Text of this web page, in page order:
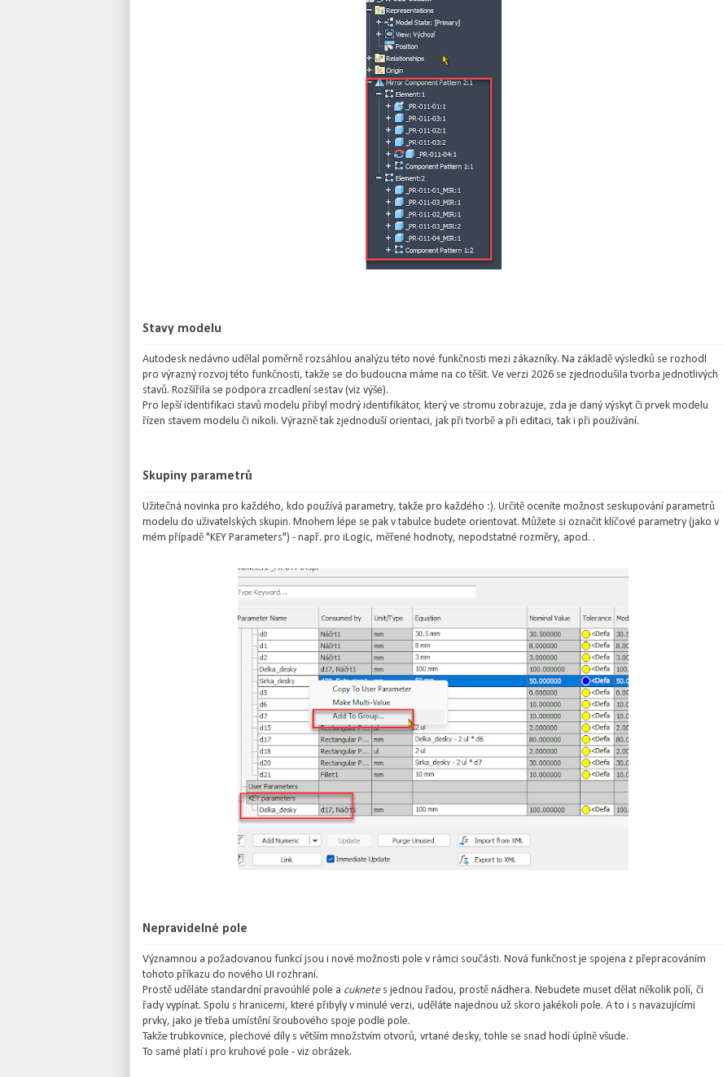
Stavy modelu
Autodesk nedávno udělal poměrně rozsáhlou analýzu této nové funkčnosti mezi zákazníky. Na základě výsledků se rozhodl
pro výrazný rozvoj této funkčnosti, takže se do budoucna máme na co těšit. Ve verzi 2026 se zjednodušila tvorba jednotlivých
stavů. Rozšířila se podpora zrcadlení sestav (viz výše).
Pro lepší identifikaci stavů modelu přibyl modrý identifikátor, který ve stromu zobrazuje, zda je daný výskyt či prvek modelu
řízen stavem modelu či nikoli. Výrazně tak zjednoduší orientaci, jak při tvorbě a při editaci, tak i při používání.
Skupiny parametrů
Užitečná novinka pro každého, kdo používá parametry, takže pro každého :). Určitě oceníte možnost seskupování parametrů
modelu do uživatelských skupin. Mnohem lépe se pak v tabulce budete orientovat. Můžete si označit klíčové parametry (jako v
mém případě "KEY Parameters") - např. pro iLogic, měřené hodnoty, nepodstatné rozměry, apod. .
Nepravidelné pole
Významnou a požadovanou funkcí jsou i nové možnosti pole v rámci součásti. Nová funkčnost je spojena z přepracováním
tohoto příkazu do nového UI rozhraní.
Prostě uděláte standardní pravoúhlé pole a cuknetes jednou řadou, prostě nádhera. Nebudete muset dělat několik polí, či
řady vypínat. Spolu s hranicemi, které přibyly v minulé verzi, uděláte najednou už skoro jakékoli pole. A to i s navazujícími
prvky, jako je třeba umístění šroubového spoje podle pole.
Takže trubkovnice, plechové díly s větším množstvím otvorů, vrtané desky, tohle se snad hodí úplně všude.
To samé platí i pro kruhové pole - viz obrázek.